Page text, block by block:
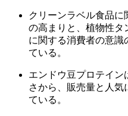
クリーンラベル食品
の高まりと、植物性タ
に関する消費者の意識
ている。
エンドウ豆プロテイン
さから、販売量と人気
ている。